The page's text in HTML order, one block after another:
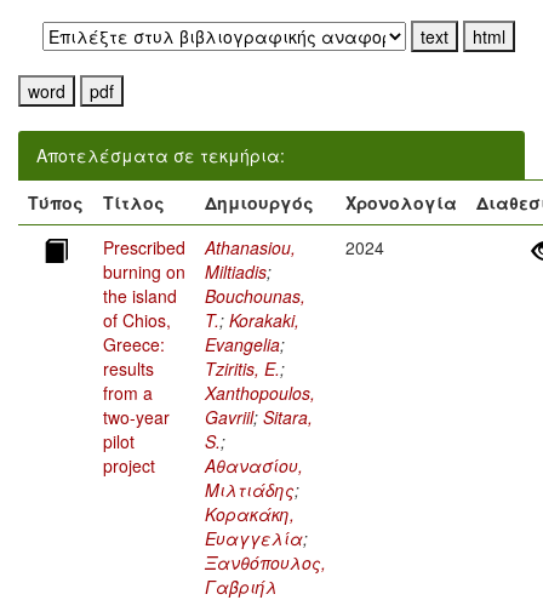
Αποτελέσματα σε τεκμήρια:
Τύπος
Τίτλος Δημιουργός Χρονολογία
Prescribed
burning on
the island
of Chios,
Greece:
results
from a
two-year
pilot
project
Athanasiou,
Miltiadis;
Bouchounas,
T.; Korakaki,
Evangelia;
Tziritis, E.;
Xanthopoulos,
Gavriil; Sitara,
S.;
Αθανασίου,
Μιλτιάδης;
Κορακάκη,
Ευαγγελία;
Ξανθόπουλος,
Γαβριήλ
2024